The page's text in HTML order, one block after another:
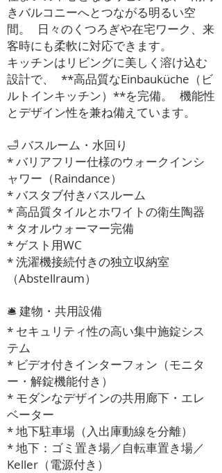
きバルコニーへとつながる明るい空
間。 日々のくつろぎや在宅ワーク、来
客時にも柔軟に対応できます。
キッチンはリビングに美しく溶け込む
設計で、 **高品質なEinbauküche（ビ
ルトインキッチン）**を完備。 機能性
とデザイン性を兼ね備えています。
🛁 バスルーム・水回り
* バリアフリー仕様のウォークインシ
ャワー（Raindance）
* バスタブ付きバスルーム
* 高品質タイルとホワイトの衛生陶器
* タオルウォーマー完備
* ゲスト用WC
* 洗濯機接続付きの独立収納室
（Abstellraum）
🛎 建物・共用設備
* セキュリティ性の高い集中施錠シス
テム
* ビデオ付きインターフォン（モニタ
ー・解錠機能付き）
* モダンなデザインの共用廊下・エレ
ベーター
* 地下駐車場（入出庫動線を分離）
* 地下：ゴミ置き場／自転車置き場／
Keller（電源付き）